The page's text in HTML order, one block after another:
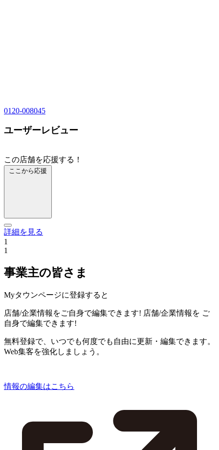
0120-008045
ユーザーレビュー
この店舗を応援する！
ここから応援
詳細を見る
1
1
事業主の皆さま
Myタウンページに登録すると
店舗/企業情報をご自身で編集できます! 店舗/企業情報を ご
自身で編集できます!
無料登録で、いつでも何度でも自由に更新・編集できます。
Web集客を強化しましょう。
情報の編集はこちら